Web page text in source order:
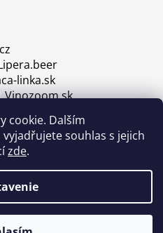
cookie. Dalším
souhlas s jejich
zde.
linka.sk
Vinozoom.sk